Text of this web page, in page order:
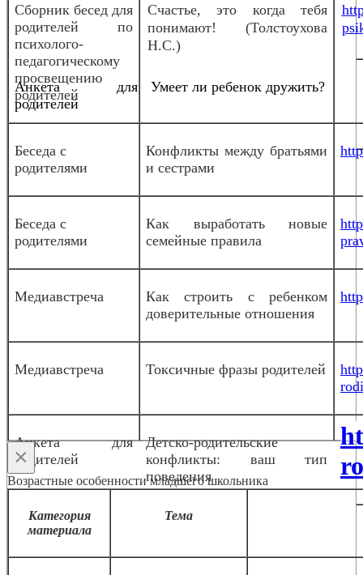
Анкета для
родителей
Умеет ли ребенок дружить?
Сборник бесед для
родителей по
психолого-
педагогическому
просвещению
родителей
Счастье, это когда тебя
понимают! (Толстоухова
Н.С.)
Беседа с
родителями
Конфликты между братьями
и сестрами
Беседа с
родителями
Как выработать новые
семейные правила
Медиавстреча
Как строить с ребенком
доверительные отношения
Медиавстреча Токсичные фразы родителей
Анкета для
родителей
Детско-родительские
конфликты: ваш тип
поведения
×
Возрастные особенности младшего школьника
Категория
материала
Тема